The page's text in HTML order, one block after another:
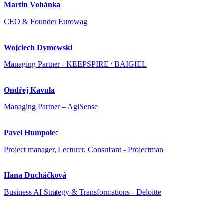
Martin Vohánka
CEO & Founder Eurowag
Wojciech Dymowski
Managing Partner - KEEPSPIRE / BAIGIEL
Ondřej Kavula
Managing Partner – AgiSense
Pavel Humpolec
Project manager, Lecturer, Consultant - Projectman
Hana Ducháčková
Business AI Strategy & Transformations - Deloitte